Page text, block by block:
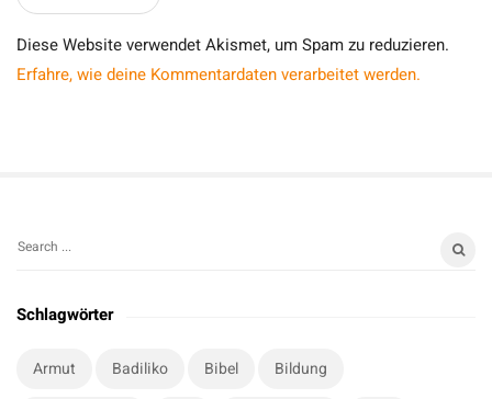
Diese Website verwendet Akismet, um Spam zu reduzieren.
Erfahre, wie deine Kommentardaten verarbeitet werden.
S
t
S
a
Schlagwörter
Armut Badiliko Bibel Bildung